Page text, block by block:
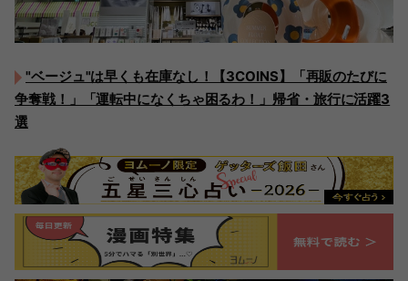
"ベージュ"は早くも在庫なし！【3COINS】「再販のたびに
争奪戦！」「運転中になくちゃ困るわ！」帰省・旅行に活躍3
選